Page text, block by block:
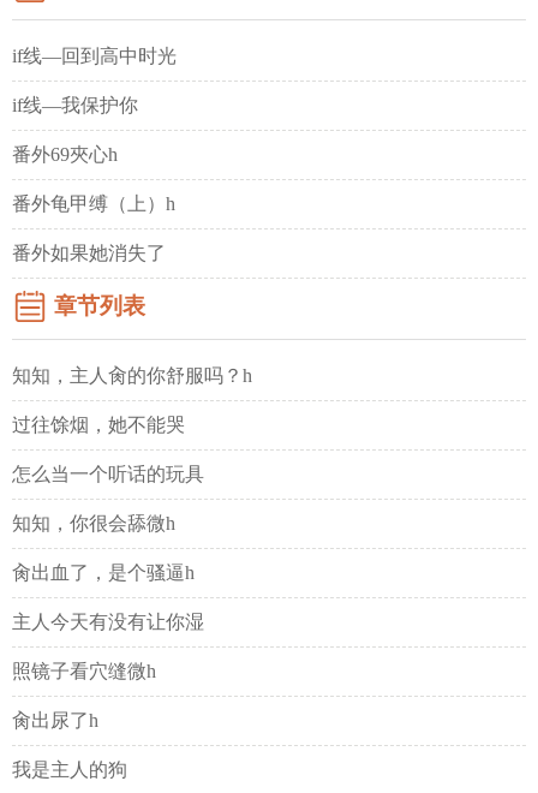
if线—回到高中时光
if线—我保护你
番外69夾心h
番外龟甲缚（上）h
番外如果她消失了
章节列表
知知，主人肏的你舒服吗？h
过往馀烟，她不能哭
怎么当一个听话的玩具
知知，你很会舔微h
肏出血了，是个骚逼h
主人今天有没有让你湿
照镜子看穴缝微h
肏出尿了h
我是主人的狗